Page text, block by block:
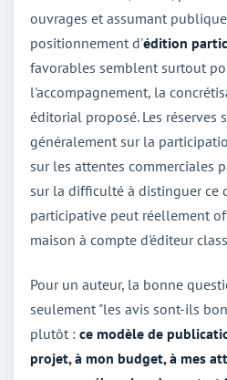
ouvrages et assumant
positionnement d'édition
favorables semblent surtout
l'accompagnement, la
éditorial proposé. Les réserves
généralement sur la
sur les attentes commerciales
sur la difficulté à distinguer ce
participative peut réellement
maison à compte d'éditeur
Pour un auteur, la bonne
seulement "les avis sont-ils
plutôt : ce modèle de
projet, à mon budget, à mes